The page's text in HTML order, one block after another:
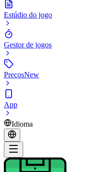
Estúdio do jogo
Gestor de jogos
PreçosNew
App
Idioma